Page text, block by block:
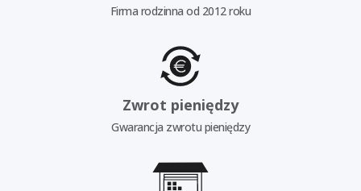
Firma rodzinna od 2012 roku
Zwrot pieniędzy
Gwarancja zwrotu pieniędzy